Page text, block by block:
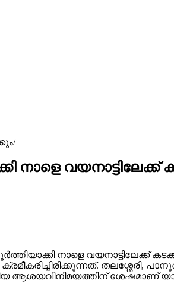
വയനാട്ടിലേക്ക്
നാളെ വയനാട്ടിലേക്ക്
തലശ്ശേരി, പാനൂര്‍,
ആശയവിനിമയത്തിന് ശേഷമാണ്